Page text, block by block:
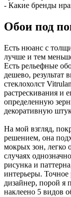
- Какие бренды
Обои под
Есть нюанс с
лучше и тем
Есть рельефные
дешево, результат
стеклохолст
растрескивания и
определенную
декоративную
На мой взгляд,
решением, она
мокрых зон, легко
случаях
рисунка и
интерьеры. Точное
дизайнер, порой я
наклеено 5 видов